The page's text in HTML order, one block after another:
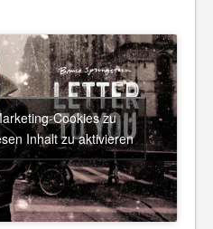
Cookies zu
Inhalt zu aktivieren